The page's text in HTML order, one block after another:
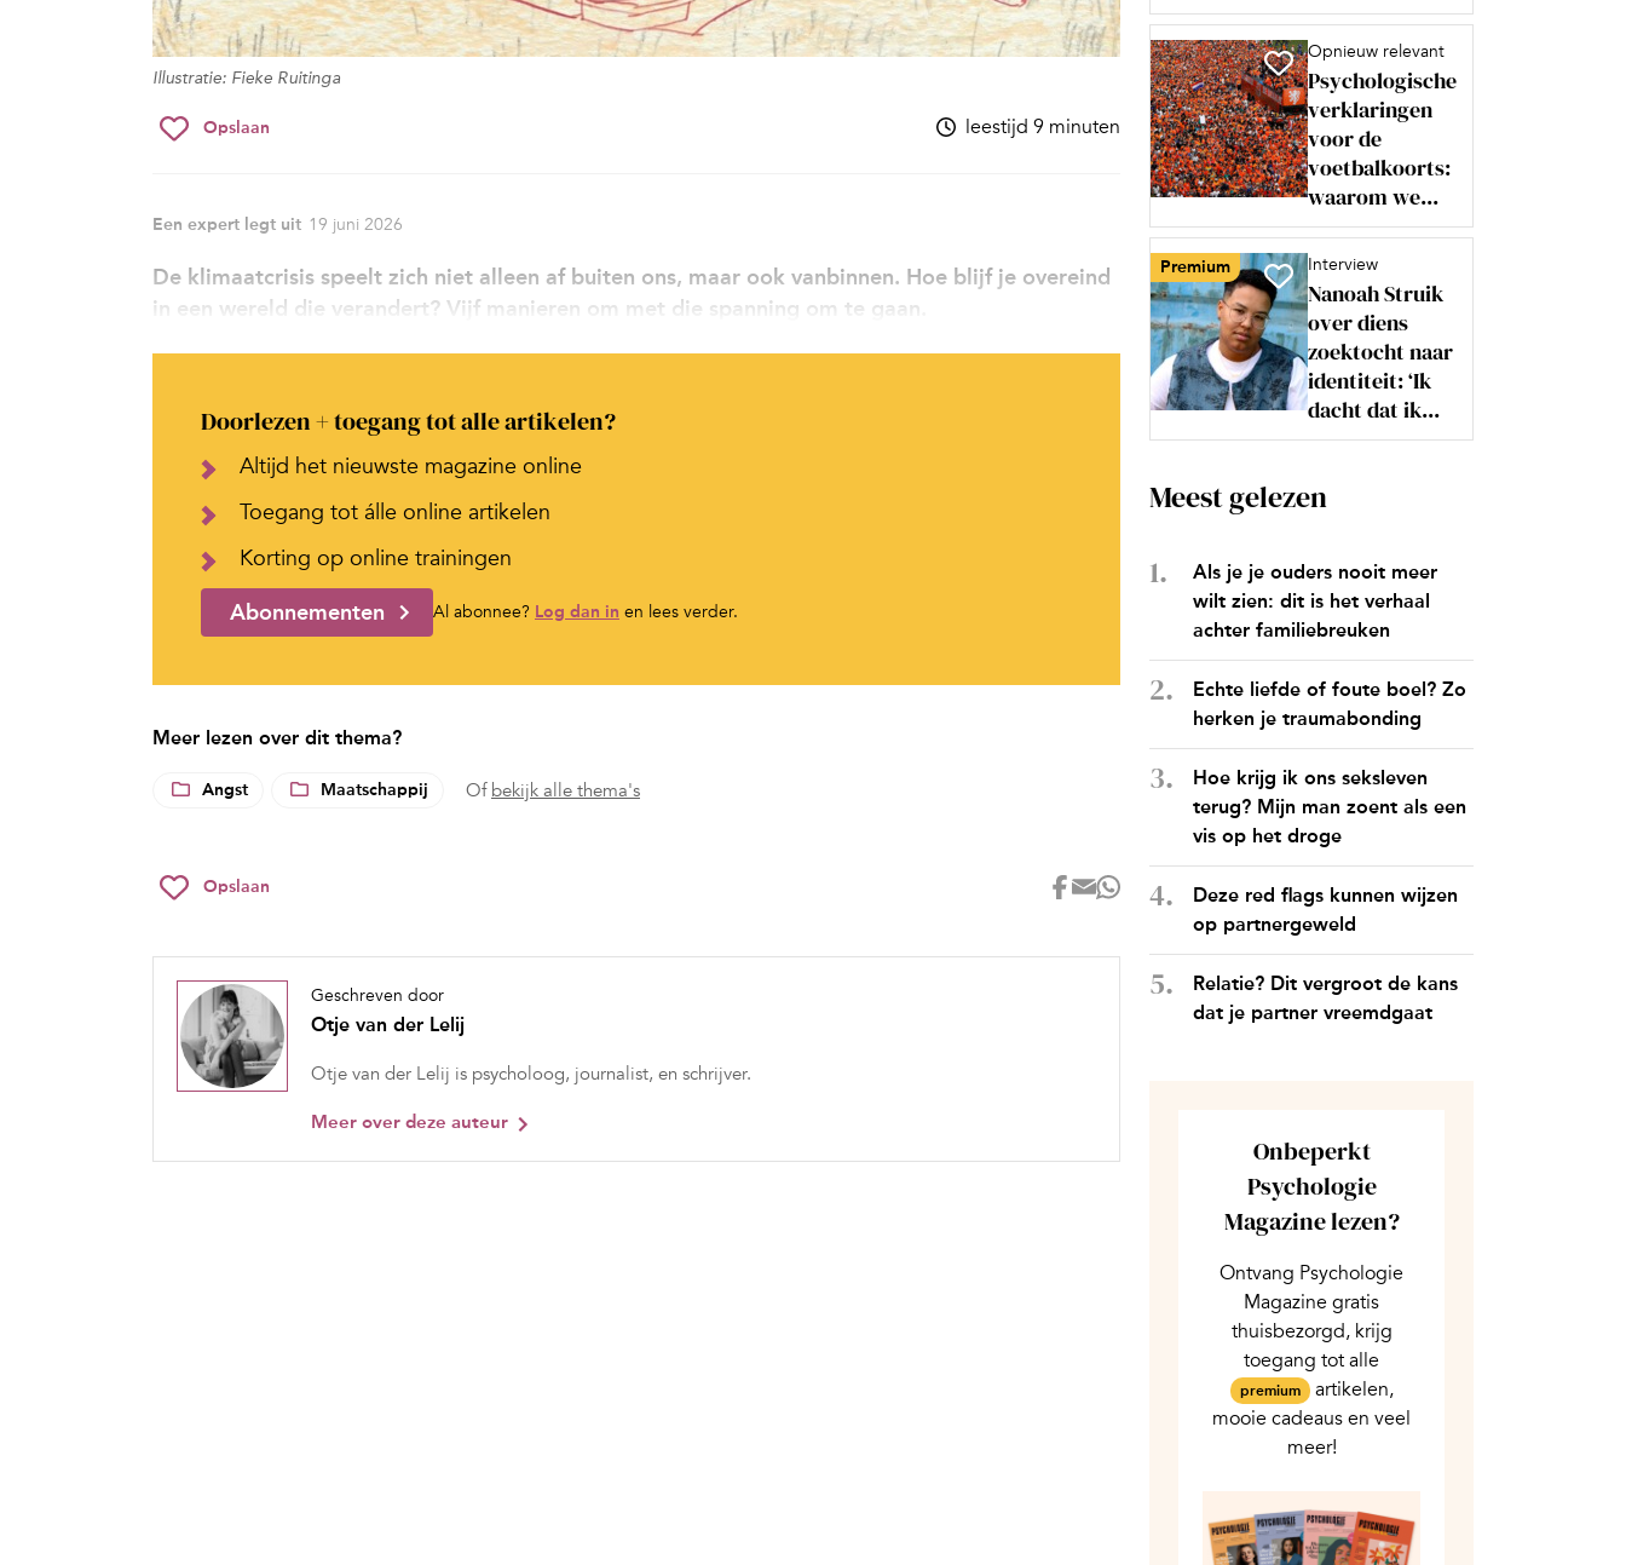
Illustratie: Fieke Ruitinga
Opslaan leestijd 9 minuten
Een expert legt uit 19 juni 2026
De klimaatcrisis speelt zich niet alleen af buiten ons, maar ook vanbinnen. Hoe blijf je overeind
in een wereld die verandert? Vijf manieren om met die spanning om te gaan.
Doorlezen + toegang tot alle artikelen?
Altijd het nieuwste magazine online
Toegang tot álle online artikelen
Korting op online trainingen
Abonnementen Al abonnee? Log dan in en lees verder.
Meer lezen over dit thema?
Angst Maatschappij Of bekijk alle thema's
Opslaan
Geschreven door
Otje van der Lelij
Otje van der Lelij is psycholoog, journalist, en schrijver.
Meer over deze auteur
Opnieuw relevant
Psychologische
verklaringen
voor de
voetbalkoorts:
waarom we...
Premium Interview
Nanoah Struik
over diens
zoektocht naar
identiteit: ‘Ik
dacht dat ik...
Meest gelezen
Als je je ouders nooit meer
wilt zien: dit is het verhaal
achter familiebreuken
Echte liefde of foute boel? Zo
herken je traumabonding
Hoe krijg ik ons seksleven
terug? Mijn man zoent als een
vis op het droge
Deze red flags kunnen wijzen
op partnergeweld
Relatie? Dit vergroot de kans
dat je partner vreemdgaat
Onbeperkt
Psychologie
Magazine lezen?
Ontvang Psychologie
Magazine gratis
thuisbezorgd, krijg
toegang tot alle
premium artikelen,
mooie cadeaus en veel
meer!